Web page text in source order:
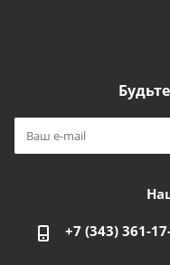
+7 (343) 361-